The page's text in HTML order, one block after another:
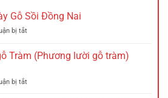
Gỗ Sồi Đồng Nai
bị tắtở
Đựng
Giày
Sồi
Tràm (Phương lười gỗ tràm)
bị tắtở